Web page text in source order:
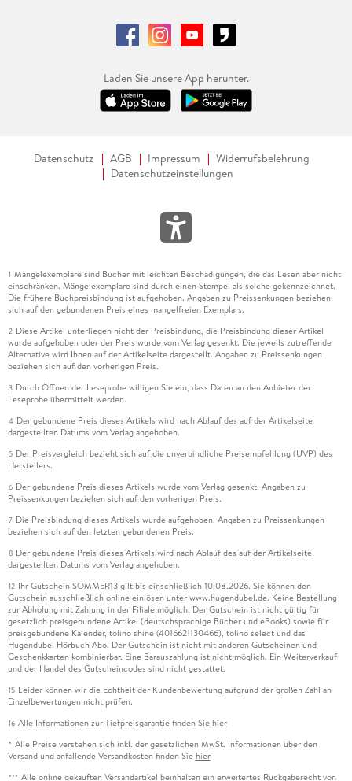
Laden Sie unsere App herunter.
Datenschutz AGB Impressum
Widerrufsbelehrung
Datenschutzeinstellungen
1 Mängelexemplare sind Bücher mit leichten Beschädigungen, die das Lesen aber nicht
einschränken. Mängelexemplare sind durch einen Stempel als solche gekennzeichnet.
Die frühere Buchpreisbindung ist aufgehoben. Angaben zu Preissenkungen beziehen
sich auf den gebundenen Preis eines mangelfreien Exemplars.
2 Diese Artikel unterliegen nicht der Preisbindung, die Preisbindung dieser Artikel
wurde aufgehoben oder der Preis wurde vom Verlag gesenkt. Die jeweils zutreffende
Alternative wird Ihnen auf der Artikelseite dargestellt. Angaben zu Preissenkungen
beziehen sich auf den vorherigen Preis.
3 Durch Öffnen der Leseprobe willigen Sie ein, dass Daten an den Anbieter der
Leseprobe übermittelt werden.
4 Der gebundene Preis dieses Artikels wird nach Ablauf des auf der Artikelseite
dargestellten Datums vom Verlag angehoben.
5 Der Preisvergleich bezieht sich auf die unverbindliche Preisempfehlung (UVP) des
Herstellers.
6 Der gebundene Preis dieses Artikels wurde vom Verlag gesenkt. Angaben zu
Preissenkungen beziehen sich auf den vorherigen Preis.
7 Die Preisbindung dieses Artikels wurde aufgehoben. Angaben zu Preissenkungen
beziehen sich auf den letzten gebundenen Preis.
8 Der gebundene Preis dieses Artikels wird nach Ablauf des auf der Artikelseite
dargestellten Datums vom Verlag angehoben.
12 Ihr Gutschein SOMMER13 gilt bis einschließlich 10.08.2026. Sie können den
Gutschein ausschließlich online einlösen unter www.hugendubel.de. Keine Bestellung
zur Abholung mit Zahlung in der Filiale möglich. Der Gutschein ist nicht gültig für
gesetzlich preisgebundene Artikel (deutschsprachige Bücher und eBooks) sowie für
preisgebundene Kalender, tolino shine (4016621130466), tolino select und das
Hugendubel Hörbuch Abo. Der Gutschein ist nicht mit anderen Gutscheinen und
Geschenkkarten kombinierbar. Eine Barauszahlung ist nicht möglich. Ein Weiterverkauf
und der Handel des Gutscheincodes sind nicht gestattet.
15 Leider können wir die Echtheit der Kundenbewertung aufgrund der großen Zahl an
Einzelbewertungen nicht prüfen.
16 Alle Informationen zur Tiefpreisgarantie finden Sie hier
* Alle Preise verstehen sich inkl. der gesetzlichen MwSt. Informationen über den
Versand und anfallende Versandkosten finden Sie hier
*** Alle online gekauften Versandartikel beinhalten ein erweitertes Rückgaberecht von